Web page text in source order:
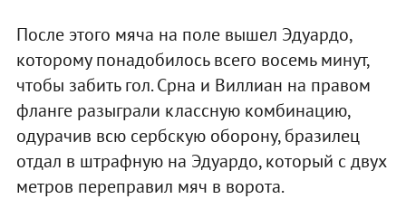
После этого мяча на поле вышел Эдуардо,
которому понадобилось всего восемь минут,
чтобы забить гол. Срна и Виллиан на правом
фланге разыграли классную комбинацию,
одурачив всю сербскую оборону, бразилец
отдал в штрафную на Эдуардо, который с двух
метров переправил мяч в ворота.